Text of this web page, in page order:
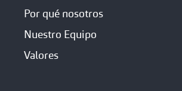
Por qué nosotros
Nuestro Equipo
Valores